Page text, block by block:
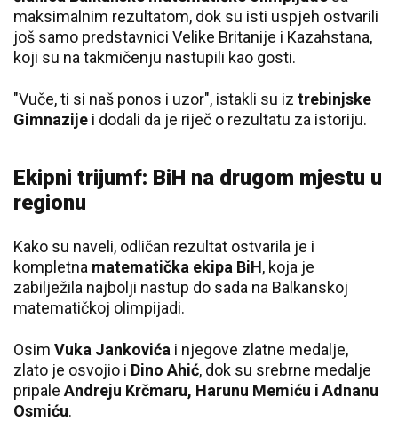
maksimalnim rezultatom, dok su isti uspjeh ostvarili
još samo predstavnici Velike Britanije i Kazahstana,
koji su na takmičenju nastupili kao gosti.
"Vuče, ti si naš ponos i uzor", istakli su iz trebinjske
Gimnazije i dodali da je riječ o rezultatu za istoriju.
Ekipni trijumf: BiH na drugom mjestu u
regionu
Kako su naveli, odličan rezultat ostvarila je i
kompletna matematička ekipa BiH, koja je
zabilježila najbolji nastup do sada na Balkanskoj
matematičkoj olimpijadi.
Osim Vuka Jankovića i njegove zlatne medalje,
zlato je osvojio i Dino Ahić, dok su srebrne medalje
pripale Andreju Krčmaru, Harunu Memiću i Adnanu
Osmiću.